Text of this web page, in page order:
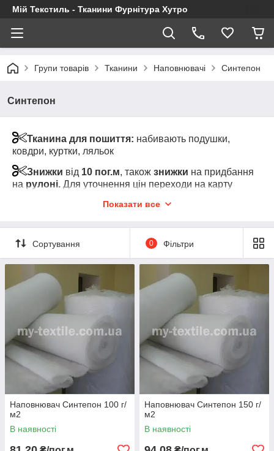
Мій Текстиль - Тканини Фурнітура Хутро
Групи товарів Тканини Наповнювачі Синтепон
Синтепон
Тканина для пошиття: набивають подушки,
ковдри, куртки, ляльок
Знижки від 10 пог.м, також знижки на придбання
на рулоні. Для уточнення цін переходи на карту
роздрібною ціною за товар)
Увага!Мінімальний відріз тканини від 1-го пог.м
одного кольору
Показати все
Сортування 0 Фільтри
Наповнювач Синтепон 100 г/
м2
В наявності
Наповнювач Синтепон 150 г/
м2
В наявності